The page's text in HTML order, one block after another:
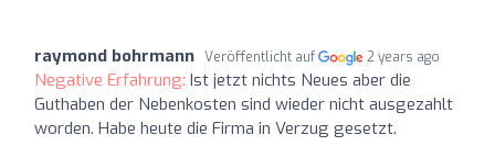
raymond bohrmann Veröffentlicht auf 2 years ago
Negative Erfahrung: Ist jetzt nichts Neues aber die
Guthaben der Nebenkosten sind wieder nicht ausgezahlt
worden. Habe heute die Firma in Verzug gesetzt.